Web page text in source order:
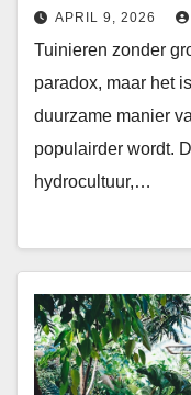
APRIL 9, 2026
Tuinieren zonder
paradox, maar het
duurzame manier
populairder wordt.
hydrocultuur,…